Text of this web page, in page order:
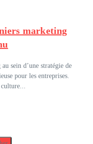
marketing
sein d’une stratégie de
pour les entreprises.